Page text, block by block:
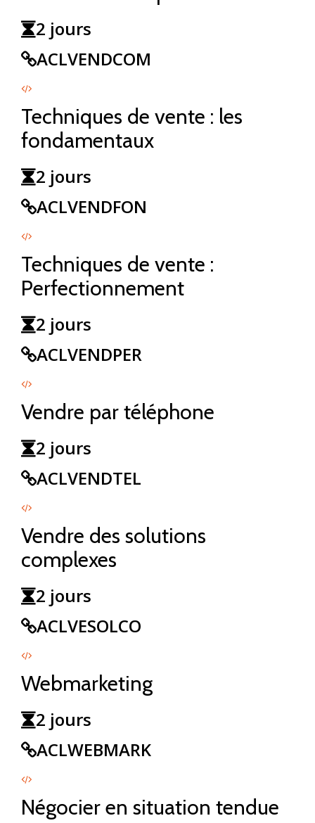
2 jours
ACLVENDCOM
Techniques de vente : les
fondamentaux
2 jours
ACLVENDFON
Techniques de vente :
Perfectionnement
2 jours
ACLVENDPER
Vendre par téléphone
2 jours
ACLVENDTEL
Vendre des solutions
complexes
2 jours
ACLVESOLCO
Webmarketing
2 jours
ACLWEBMARK
Négocier en situation tendue